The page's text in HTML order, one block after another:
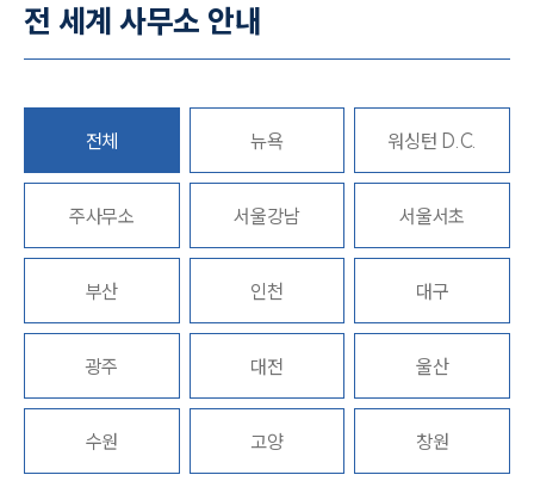
대륜의 강점
기업 의뢰인
오시는 길
고객의 소리
통합검색
업무사례
주요 업무사례
사례분석/최신동향
법률정보
법률지식인
고객후기
업무분야
전 세계 사무소 안내
전체 뉴욕 워싱턴 D.C.
주사무소 서울강남 서울서초
부산 인천 대구
광주 대전 울산
수원 고양 창원